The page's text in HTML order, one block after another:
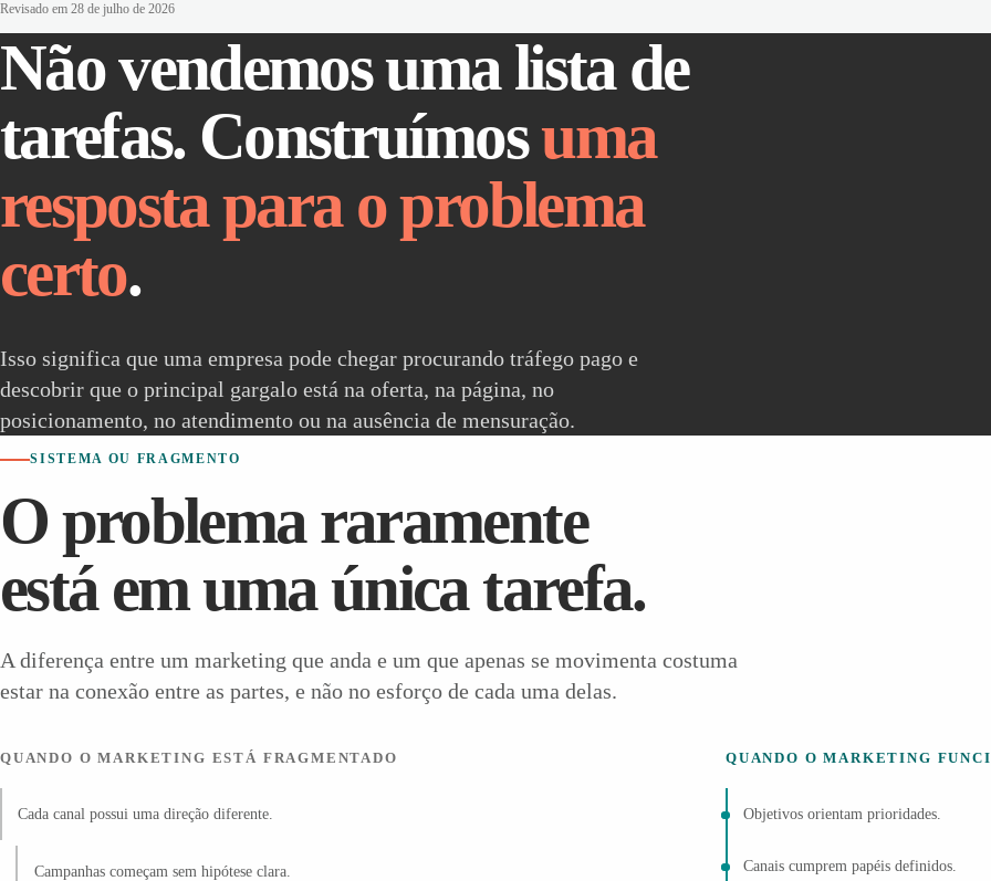
Revisado em 28 de julho de 2026
Não vendemos uma lista de
tarefas. Construímosuma
resposta para o problema
certo.
Isso significa que uma empresa pode chegar procurando tráfego pago e
descobrir que o principal gargalo está na oferta, na página, no
posicionamento, no atendimento ou na ausência de mensuração.
SISTEMA OU FRAGMENTO
O problema raramente
está em uma única tarefa.
A diferença entre um marketing que anda e um que apenas se movimenta costuma
estar na conexão entre as partes, e não no esforço de cada uma delas.
QUANDO O MARKETING ESTÁ FRAGMENTADO
Cada canal possui uma direção diferente.
Campanhas começam sem hipótese clara.
QUANDO O MARKETING
Objetivos orientam prioridades.
Canais cumprem papéis definidos.